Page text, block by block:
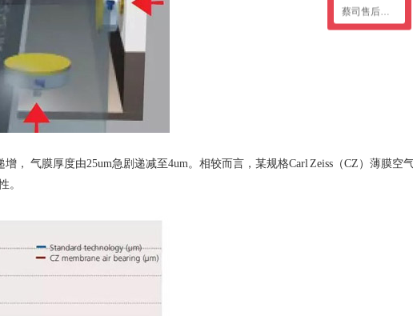
， 气膜厚度由25um急剧递减至4um。相较而言，某规格Carl Zeiss（CZ）薄膜空
。
蔡司售后咨询